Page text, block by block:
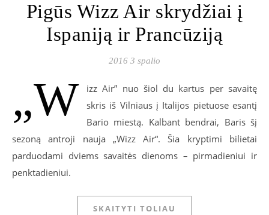
Pigūs Wizz Air skrydžiai į
Ispaniją ir Prancūziją
2016 3 spalio
„W
izz Air” nuo šiol du kartus per savaitę
skris iš Vilniaus į Italijos pietuose esantį
Bario miestą. Kalbant bendrai, Baris šį
sezoną antroji nauja „Wizz Air“. Šia kryptimi bilietai
parduodami dviems savaitės dienoms – pirmadieniui ir
penktadieniui.
SKAITYTI TOLIAU